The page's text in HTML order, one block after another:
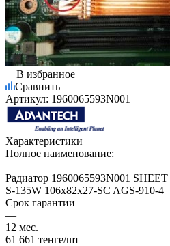
В избранное
Сравнить
Артикул: 1960065593N001
Характеристики
Полное наименование:
—
Радиатор 1960065593N001
S-135W 106x82x27-SC AGS-910-4
Срок гарантии
—
12 мес.
61 661 тенге/шт